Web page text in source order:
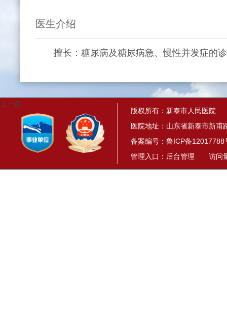
医生介绍
擅长：糖尿病及糖尿病急、慢性并发症的诊
上一篇
版权所有：新泰市人民医院
医院地址：山东省新泰市新甫
备案编号： 鲁ICP备12017788
管理入口： 后台管理 访问量